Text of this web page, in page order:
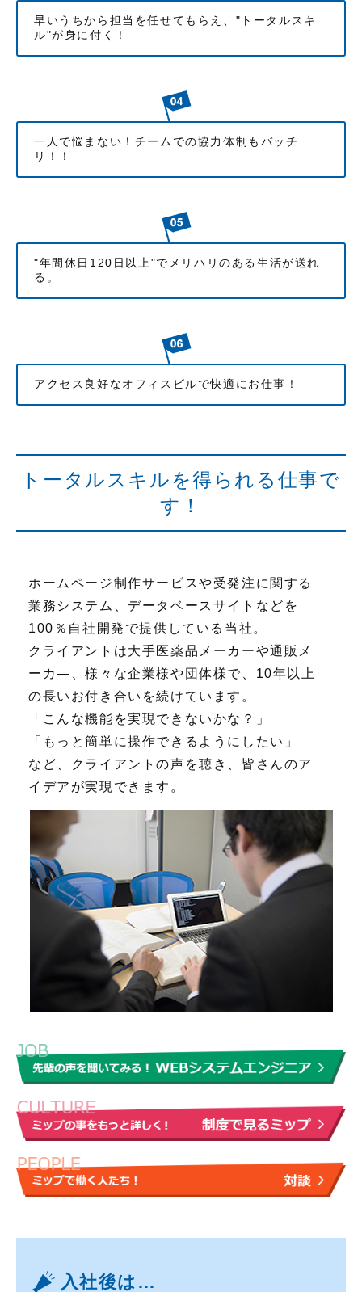
早いうちから担当を任せてもらえ、"トータルスキ
ル"が身に付く！
一人で悩まない！チームでの協力体制もバッチ
リ！！
"年間休日120日以上"でメリハリのある生活が送れ
る。
アクセス良好なオフィスビルで快適にお仕事！
トータルスキルを得られる仕事で
す！
ホームページ制作サービスや受発注に関する
業務システム、データベースサイトなどを
100％自社開発で提供している当社。
クライアントは大手医薬品メーカーや通販メ
ーカ―、様々な企業様や団体様で、10年以上
の長いお付き合いを続けています。
「こんな機能を実現できないかな？」
「もっと簡単に操作できるようにしたい」
など、クライアントの声を聴き、皆さんのア
イデアが実現できます。
入社後は…